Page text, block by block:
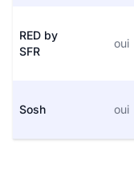
RED by
SFR
oui
Sosh oui